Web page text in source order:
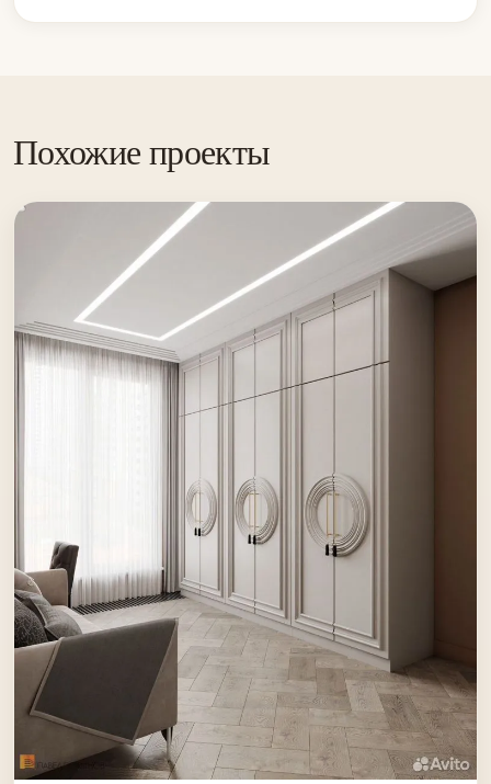
Похожие проекты